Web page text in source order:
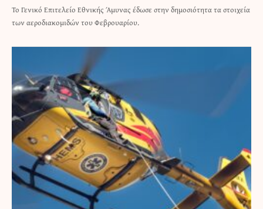
Το Γενικό Επιτελείο Εθνικής Άμυνας έδωσε στην δημοσιότητα τα στοιχεία
των αεροδιακομιδών του Φεβρουαρίου.